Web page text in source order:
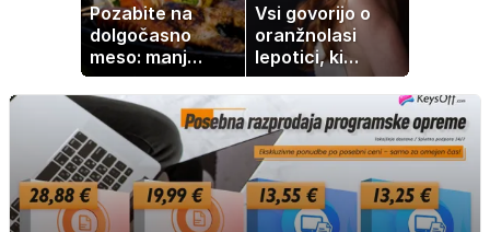
Pozabite na
dolgočasno
meso: manj
maščobe, več
svežine
Vsi govorijo o
oranžnolasi
lepotici, ki
navdušuje s
skrivnostno
vlogo